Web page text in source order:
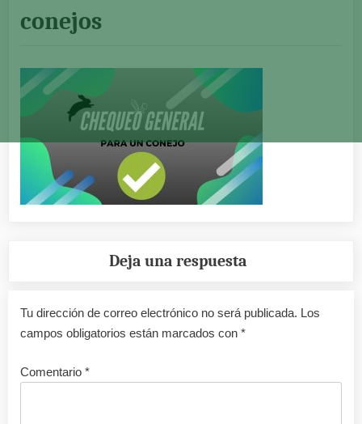
conejos
Deja una respuesta
Tu dirección de correo electrónico no será publicada. Los
campos obligatorios están marcados con *
Comentario *